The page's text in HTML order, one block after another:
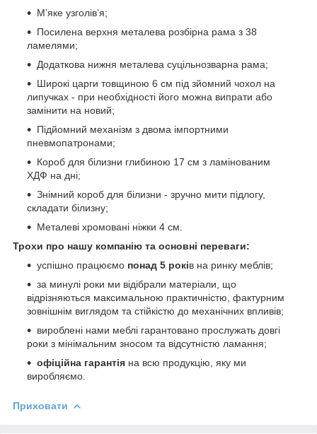
М’яке узголів’я;
Посилена верхня металева розбірна рама з 38
ламелями;
Додаткова нижня металева суцільнозварна рама;
Широкі царги товщиною 6 см під зйомний чохол на
липучках - при необхідності його можна випрати або
замінити на новий;
Підйомний механізм з двома імпортними
пневмопатронами;
Короб для білизни глибиною 17 см з ламінованим
ХДФ на дні;
Знімний короб для білизни - зручно мити підлогу,
складати білизну;
Металеві хромовані ніжки 4 см.
Трохи про нашу компанію та основні переваги:
успішно працюємо понад 5 років на ринку меблів;
за минулі роки ми відібрали матеріали, що
відрізняються максимальною практичністю, фактурним
зовнішнім виглядом та стійкістю до механічних впливів;
вироблені нами меблі гарантовано прослужать довгі
роки з мінімальним зносом та відсутністю ламання;
офіційна гарантія на всю продукцію, яку ми
виробляємо.
Приховати